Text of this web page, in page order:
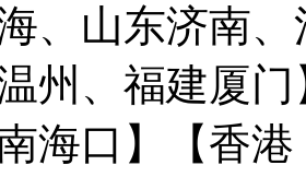
、山东济南
州、福建厦门
海口】
【香